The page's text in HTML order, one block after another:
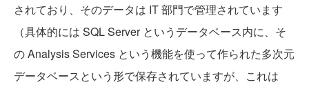
されており、そのデータは IT 部門で管理されています
（具体的には SQL Server というデータベース内に、そ
の Analysis Services という機能を使って作られた多次元
データベースという形で保存されていますが、これは